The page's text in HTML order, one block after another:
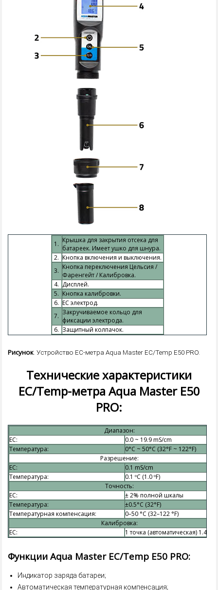
1. Крышка для закрытия отсека для
батареек. Имеет ушко для шнура.
2. Кнопка включения и выключения.
3. Кнопка переключения Цельсия /
Фаренгейт / Калибровка.
4. Дисплей.
5. Кнопка калибровки.
6. EC электрод.
7. Закручиваемое кольцо для
фиксации электрода.
6. Защитный колпачок.
Рисунок . Устройство EC-метра Aqua Master EC/Temp E50 PRO.
Технические характеристики
EC/Temp-метра Aqua Master E50
PRO:
Диапазон:
EC:
0.0 ~ 19.9 mS/cm
Температура:
0°C ~ 50°C (32°F ~ 122°F)
Разрешение:
ЕС:
0.1 mS/cm
Температура:
0.1 ºC (1.0 ºF)
Точность:
EC:
± 2% полной шкалы
Температура:
±0.5°C (32°F)
Температурная компенсация:
0–50 °C (32–122 °F)
Калибровка:
EC:
1 точка (автоматическая) 1.4 EC
Функции Aqua Master EC/Temp E50 PRO:
Индикатор заряда батареи;
Автоматическая температурная компенсация;